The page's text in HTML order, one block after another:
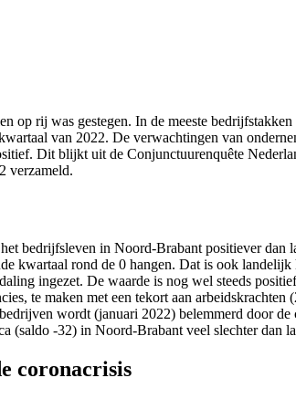
op rij was gestegen. In de meeste
van 2022. De verwachtingen van
Dit blijkt uit de Conjunctuurenquête
verzameld.
bedrijfsleven in Noord-Brabant positiever dan
kwartaal rond de 0 hangen. Dat is ook landelijk
ingezet. De waarde is nog wel steeds
te maken met een tekort aan
wordt (januari 2022) belemmerd door
(saldo -32) in Noord-Brabant veel slechter dan
coronacrisis